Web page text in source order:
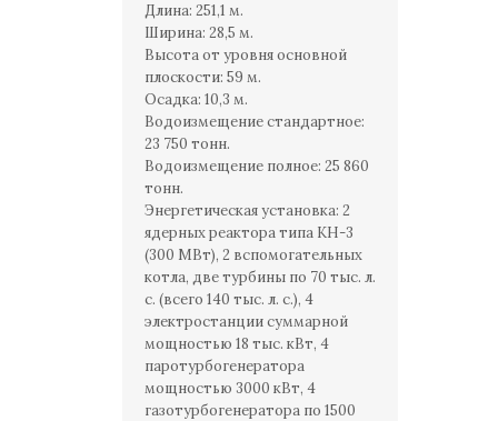
Длина: 251,1 м.
Ширина: 28,5 м.
Высота от уровня основной
плоскости: 59 м.
Осадка: 10,3 м.
Водоизмещение стандартное:
23 750 тонн.
Водоизмещение полное: 25 860
тонн.
Энергетическая установка: 2
ядерных реактора типа КН-3
(300 МВт), 2 вспомогательных
котла, две турбины по 70 тыс. л.
с. (всего 140 тыс. л. с.), 4
электростанции суммарной
мощностью 18 тыс. кВт, 4
паротурбогенератора
мощностью 3000 кВт, 4
газотурбогенератора по 1500